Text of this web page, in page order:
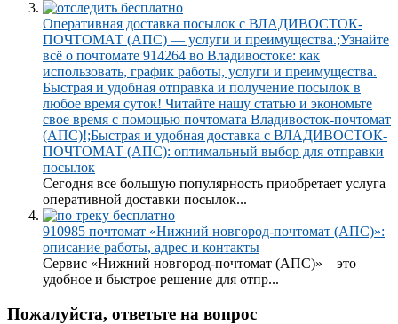
Оперативная доставка посылок с ВЛАДИВОСТОК-
ПОЧТОМАТ (АПС) — услуги и преимущества.;Узнайте
всё о почтомате 914264 во Владивостоке: как
использовать, график работы, услуги и преимущества.
Быстрая и удобная отправка и получение посылок в
любое время суток! Читайте нашу статью и экономьте
свое время с помощью почтомата Владивосток-почтомат
(АПС)!;Быстрая и удобная доставка с ВЛАДИВОСТОК-
ПОЧТОМАТ (АПС): оптимальный выбор для отправки
посылок
Сегодня все большую популярность приобретает услуга
оперативной доставки посылок...
910985 почтомат «Нижний новгород-почтомат (АПС)»:
описание работы, адрес и контакты
Сервис «Нижний новгород-почтомат (АПС)» – это
удобное и быстрое решение для отпр...
Пожалуйста, ответьте на вопрос